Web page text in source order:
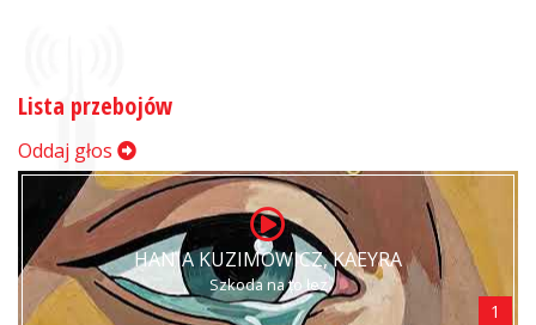
Lista przebojów
Oddaj głos
HANIA KUZIMOWICZ, KAEYRA
Szkoda na to łez
1